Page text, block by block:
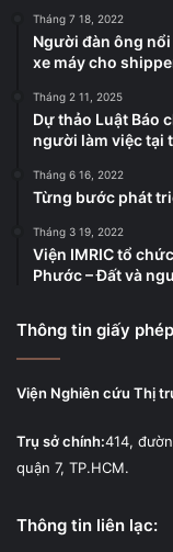
Tháng 7 18, 2022
Người đàn ông
xe máy cho
Tháng 2 11, 2025
Dự thảo Luật Báo
người làm việc tại
Tháng 6 16, 2022
Từng bước phát
Tháng 3 19, 2022
Viện IMRIC tổ
Phước – Đất và
Thông tin giấy
Viện Nghiên cứu Thị
Trụ sở chính:414,
quận 7, TP.HCM.
Thông tin liên lạc: